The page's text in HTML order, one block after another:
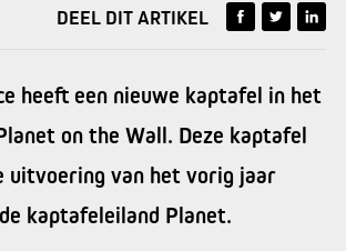
DEEL DIT ARTIKEL
heeft een nieuwe kaptafel in het
on the Wall. Deze kaptafel
uitvoering van het vorig jaar
kaptafeleiland Planet.